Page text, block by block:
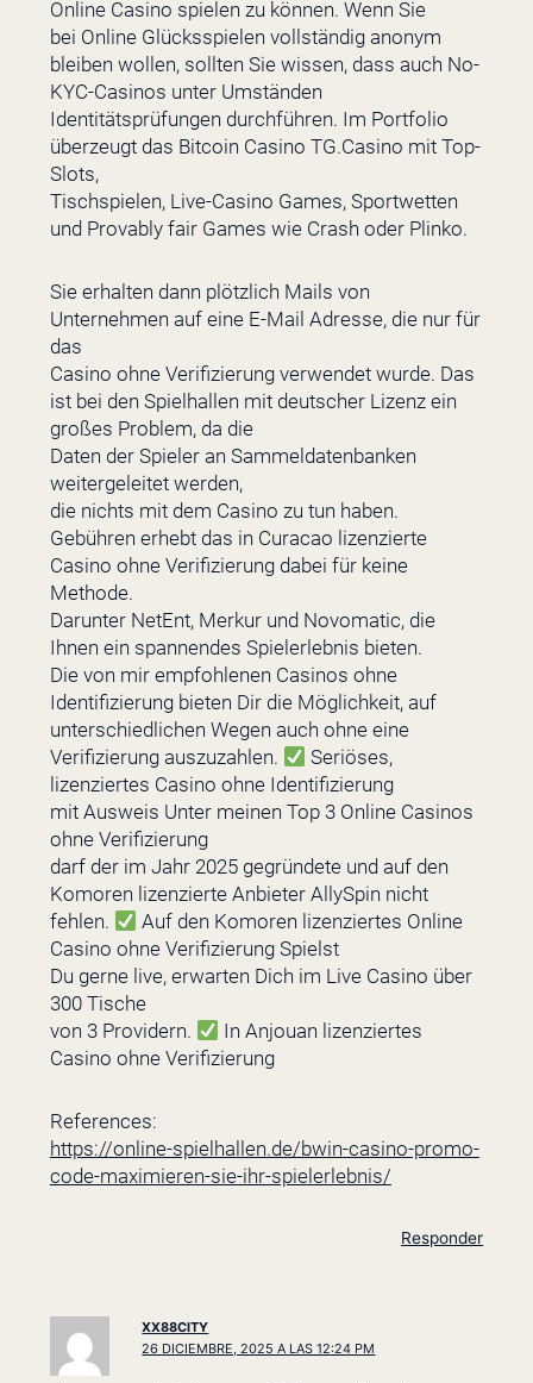
Online Casino spielen zu können. Wenn Sie
bei Online Glücksspielen vollständig anonym
bleiben wollen, sollten Sie wissen, dass auch No-
KYC-Casinos unter Umständen
Identitätsprüfungen durchführen. Im Portfolio
überzeugt das Bitcoin Casino TG.Casino mit Top-
Slots,
Tischspielen, Live-Casino Games, Sportwetten
und Provably fair Games wie Crash oder Plinko.
Sie erhalten dann plötzlich Mails von
Unternehmen auf eine E-Mail Adresse, die nur für
das
Casino ohne Verifizierung verwendet wurde. Das
ist bei den Spielhallen mit deutscher Lizenz ein
großes Problem, da die
Daten der Spieler an Sammeldatenbanken
weitergeleitet werden,
die nichts mit dem Casino zu tun haben.
Gebühren erhebt das in Curacao lizenzierte
Casino ohne Verifizierung dabei für keine
Methode.
Darunter NetEnt, Merkur und Novomatic, die
Ihnen ein spannendes Spielerlebnis bieten.
Die von mir empfohlenen Casinos ohne
Identifizierung bieten Dir die Möglichkeit, auf
unterschiedlichen Wegen auch ohne eine
Verifizierung auszuzahlen.
Seriöses,
lizenziertes Casino ohne Identifizierung
mit Ausweis Unter meinen Top 3 Online Casinos
ohne Verifizierung
darf der im Jahr 2025 gegründete und auf den
Komoren lizenzierte Anbieter AllySpin nicht
fehlen.
Auf den Komoren lizenziertes Online
Casino ohne Verifizierung Spielst
Du gerne live, erwarten Dich im Live Casino über
300 Tische
von 3 Providern.
In Anjouan lizenziertes
Casino ohne Verifizierung
References:
https://online-spielhallen.de/bwin-casino-promo-
code-maximieren-sie-ihr-spielerlebnis/
Responder
XX88CITY
26 DICIEMBRE, 2025 A LAS 12:24 PM